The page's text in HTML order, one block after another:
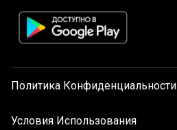
Политика Конфиденциальности
Условия Использования